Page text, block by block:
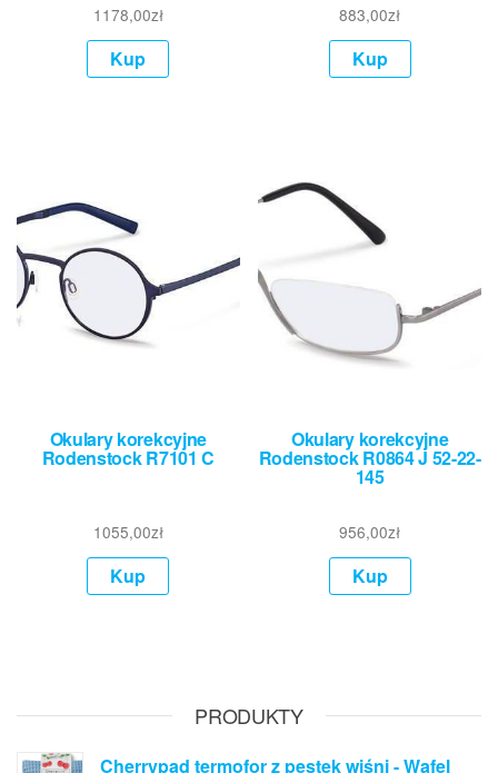
1178,00zł
Kup
883,00zł
Kup
Okulary korekcyjne
Rodenstock R7101 C
1055,00zł
Kup
Okulary korekcyjne
Rodenstock R0864 J 52-22-
145
956,00zł
Kup
PRODUKTY
Cherrypad termofor z pestek wiśni - Wafel